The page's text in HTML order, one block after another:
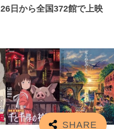
日から全国372館で上映